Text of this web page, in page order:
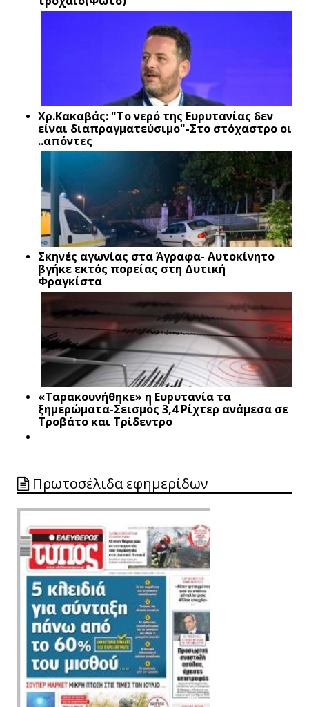
Xρ.Κακαβάς: "Το νερό της Ευρυτανίας δεν
είναι διαπραγματεύσιμο"-Στο στόχαστρο οι
..απόντες
Σκηνές αγωνίας στα Άγραφα- Αυτοκίνητο
βγήκε εκτός πορείας στη Δυτική
Φραγκίστα
«Ταρακουνήθηκε» η Ευρυτανία τα
ξημερώματα-Σεισμός 3,4 Ρίχτερ ανάμεσα σε
Τροβάτο και Τρίδεντρο
Πρωτοσέλιδα εφημερίδων